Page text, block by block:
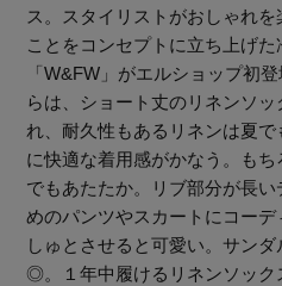
ス。スタイリストがおしゃれ
ことをコンセプトに立ち上げ
「W&FW」がエルショップ初
らは、ショート丈のリネンソ
れ、耐久性もあるリネンは夏
に快適な着用感がかなう。も
でもあたたか。リブ部分が長
めのパンツやスカートにコーデ
しゅとさせると可愛い。サン
◎。１年中履けるリネンソック